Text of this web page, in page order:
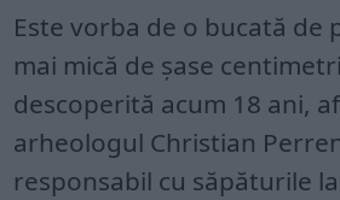
Este vorba de o bucată de
mai mică de șase
descoperită acum 18 ani,
arheologul Christian
responsabil cu săpăturile